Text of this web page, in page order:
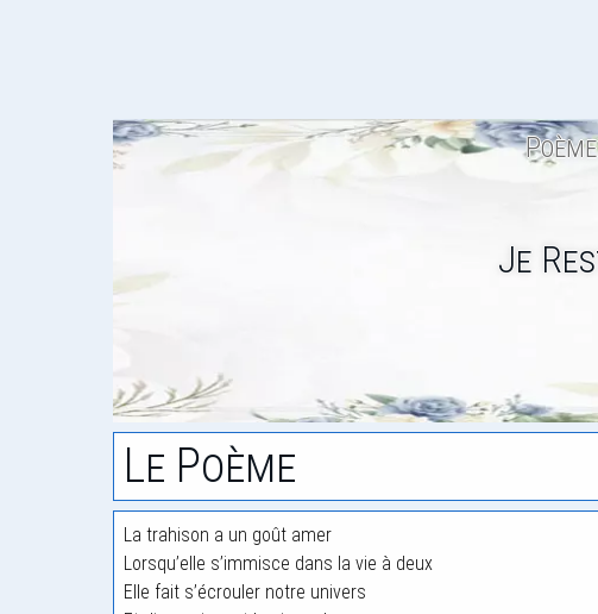
Je
Le Poème
La trahison a un goût amer
Lorsqu’elle s’immisce dans la vie à deux
Elle fait s’écrouler notre univers